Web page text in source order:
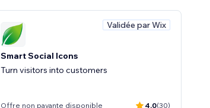
Validée par Wix
Smart Social Icons
Turn visitors into customers
Offre non payante disponible 4.0(30)